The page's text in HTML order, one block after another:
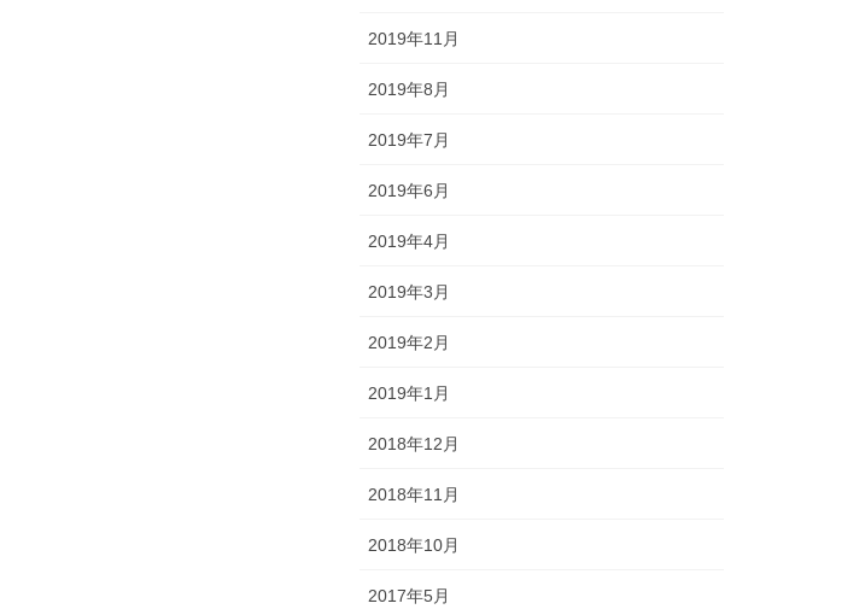
2019年11月
2019年8月
2019年7月
2019年6月
2019年4月
2019年3月
2019年2月
2019年1月
2018年12月
2018年11月
2018年10月
2017年5月